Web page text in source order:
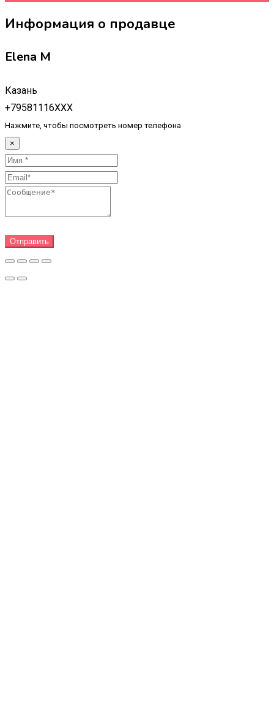
Информация о продавце
Elena M
Казань
+79581116XXX
Нажмите, чтобы посмотреть номер телефона
×
Отправить